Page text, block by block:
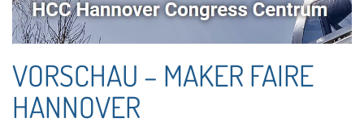
VORSCHAU – MAKER FAIRE
HANNOVER